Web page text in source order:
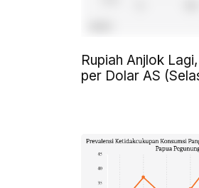
Rupiah Anjlok
per Dolar AS